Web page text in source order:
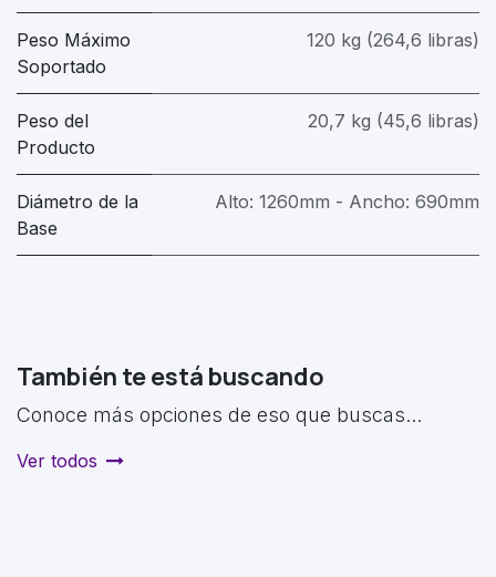
Peso Máximo
Soportado
120 kg (264,6 libras)
Peso del
Producto
20,7 kg (45,6 libras)
Diámetro de la
Base
Alto: 1260mm - Ancho: 690mm
También te está buscando
Conoce más opciones de eso que buscas...
Ver todos